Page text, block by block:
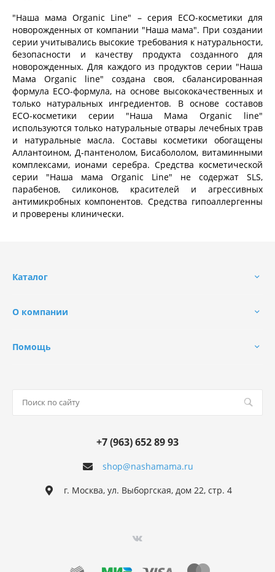
"Наша мама Organic Line" – серия ECO-косметики для
новорожденных от компании "Наша мама". При создании
серии учитывались высокие требования к натуральности,
безопасности и качеству продукта созданного для
новорожденных. Для каждого из продуктов серии "Наша
Мама Organic line" создана своя, сбалансированная
формула ECO-формула, на основе высококачественных и
только натуральных ингредиентов. В основе составов
ECO-косметики серии "Наша Мама Organic line"
используются только натуральные отвары лечебных трав
и натуральные масла. Составы косметики обогащены
Аллантоином, Д-пантенолом, Бисабололом, витаминными
комплексами, ионами серебра. Средства косметической
серии "Наша мама Organic Line" не содержат SLS,
парабенов, силиконов, красителей и агрессивных
антимикробных компонентов. Средства гипоаллергенны
и проверены клинически.
Каталог
О компании
Помощь
shop@nashamama.ru
+7 (963) 652 89 93
г. Москва, ул. Выборгская, дом 22, стр. 4